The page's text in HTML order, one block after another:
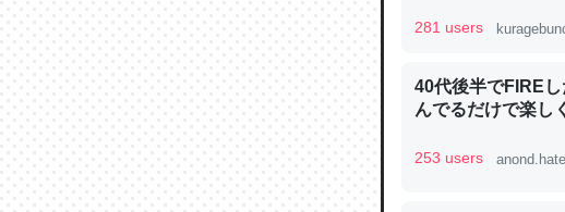
の600分の1程度。
─ニュース :: 【研究発
281 users
40代後半でFIRE
んでるだけで楽し
253 users